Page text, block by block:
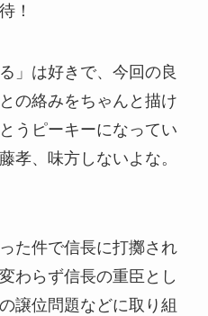
！
」は好きで、今回の良
の絡みをちゃんと描け
うピーキーになってい
孝、味方しないよな。
た件で信長に打擲され
わらず信長の重臣とし
譲位問題などに取り組